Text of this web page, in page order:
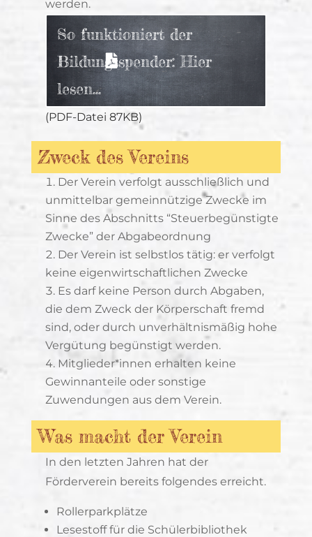
werden.
So funktioniert der
Bildungsspender: Hier
lesen...
(PDF-Datei 87KB)
Zweck des Vereins
Der Verein verfolgt ausschließlich und
unmittelbar gemeinnützige Zwecke im
Sinne des Abschnitts “Steuerbegünstigte
Zwecke” der Abgabeordnung
Der Verein ist selbstlos tätig: er verfolgt
keine eigenwirtschaftlichen Zwecke
Es darf keine Person durch Abgaben,
die dem Zweck der Körperschaft fremd
sind, oder durch unverhältnismäßig hohe
Vergütung begünstigt werden.
Mitglieder*innen erhalten keine
Gewinnanteile oder sonstige
Zuwendungen aus dem Verein.
Was macht der Verein
In den letzten Jahren hat der
Förderverein bereits folgendes erreicht.
Rollerparkplätze
Lesestoff für die Schülerbibliothek